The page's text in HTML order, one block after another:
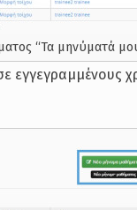
“Τα μηνύματά
εγγεγραμμένους